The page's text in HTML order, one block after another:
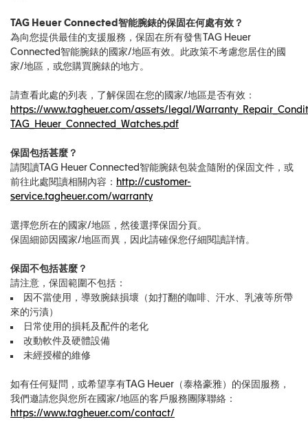
TAG Heuer Connected智能腕錶的保固在何處有效？
為向您提供最佳的支援服務，保固在所有發售TAG Heuer
Connected智能腕錶的國家/地區有效。此政策不考慮您居住的國
家/地區，或您購買腕錶的地方。
請查看此處的列表，了解保固在您的國家/地區是否有效：
https://www.tagheuer.com/assets/legal/
TAG_Heuer_Connected_Watches.pdf
保固包括甚麼？
請閱讀TAG Heuer Connected智能腕錶包裝盒隨附的保固文件，或
前往此處閱讀相關內容： http://customer-
service.tagheuer.com/warranty
選擇您所在的國家/地區，然後選擇保固分頁。
保固細節因國家/地區而異，因此請確保您仔細閱讀詳情。
保固不包括甚麼？
請注意，保固範圍不包括：
因不當使用，導致腕錶損壞（如打翻的咖啡、汗水、乳液等所帶
來的污漬）
日常使用的損耗及配件的老化
改動軟件及硬體設備
未經授權的維修
如有任何疑問，或希望享有TAG Heuer（泰格豪雅）的保固服務，
我們邀請您與您所在國家/地區的客戶服務團隊聯絡：
https://www.tagheuer.com/contact/